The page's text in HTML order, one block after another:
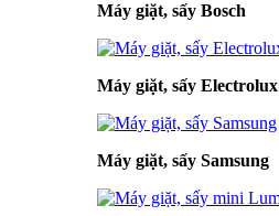
Máy giặt, sấy Bosch
Máy giặt, sấy Electrolux
Máy giặt, sấy Samsung